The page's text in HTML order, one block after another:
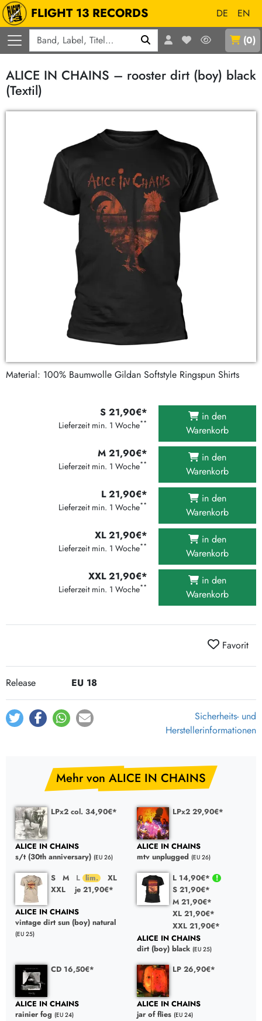
FLIGHT 13 RECORDS DE
EN
(0)
ALICE IN CHAINS – rooster dirt (boy) black
(Textil)
Material: 100% Baumwolle Gildan Softstyle Ringspun Shirts
S 21,90€*
Lieferzeit min. 1 Woche**
in den
Warenkorb
M 21,90€*
Lieferzeit min. 1 Woche**
in den
Warenkorb
L 21,90€*
Lieferzeit min. 1 Woche**
in den
Warenkorb
XL 21,90€*
Lieferzeit min. 1 Woche**
in den
Warenkorb
XXL 21,90€*
Lieferzeit min. 1 Woche**
in den
Warenkorb
Favorit
Release EU 18
Sicherheits- und
Herstellerinformationen
Mehr von ALICE IN CHAINS
LPx2 col. 34,90€*
ALICE IN CHAINS
s/t (30th anniversary) (EU 26)
LPx2 29,90€*
ALICE IN CHAINS
mtv unplugged (EU 26)
S M L
XL
XXL
je 21,90€*
ALICE IN CHAINS
vintage dirt sun (boy) natural
(EU 25)
L 14,90€*
S 21,90€*
M 21,90€*
XL 21,90€*
XXL 21,90€*
ALICE IN CHAINS
dirt (boy) black (EU 25)
CD 16,50€*
ALICE IN CHAINS
rainier fog (EU 24)
LP 26,90€*
ALICE IN CHAINS
jar of flies (EU 24)